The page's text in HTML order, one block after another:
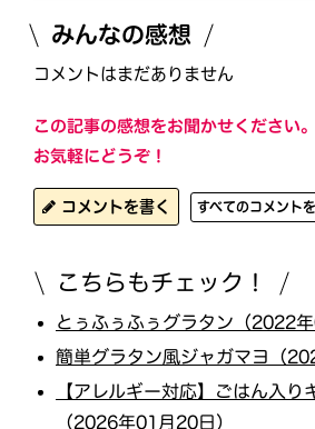
みんなの感想
コメントはまだありません
この記事の感想をお聞かせください。
お気軽にどうぞ！
コメントを書く すべてのコメント
こちらもチェック！
とぅふぅふぅグラタン（2022年
簡単グラタン風ジャガマヨ（
【アレルギー対応】ごはん入り
（2026年01月20日）